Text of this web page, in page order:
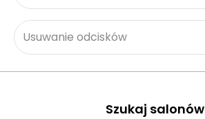
Usuwanie odcisków
Szukaj salonów